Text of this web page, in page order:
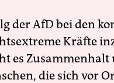
der AfD bei den
Kräfte
es
die sich vor